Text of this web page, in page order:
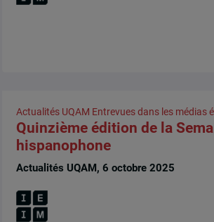
Actualités UQAM Entrevues dans les médias
Quinzième édition de la
hispanophone
Actualités UQAM, 6 octobre 2025